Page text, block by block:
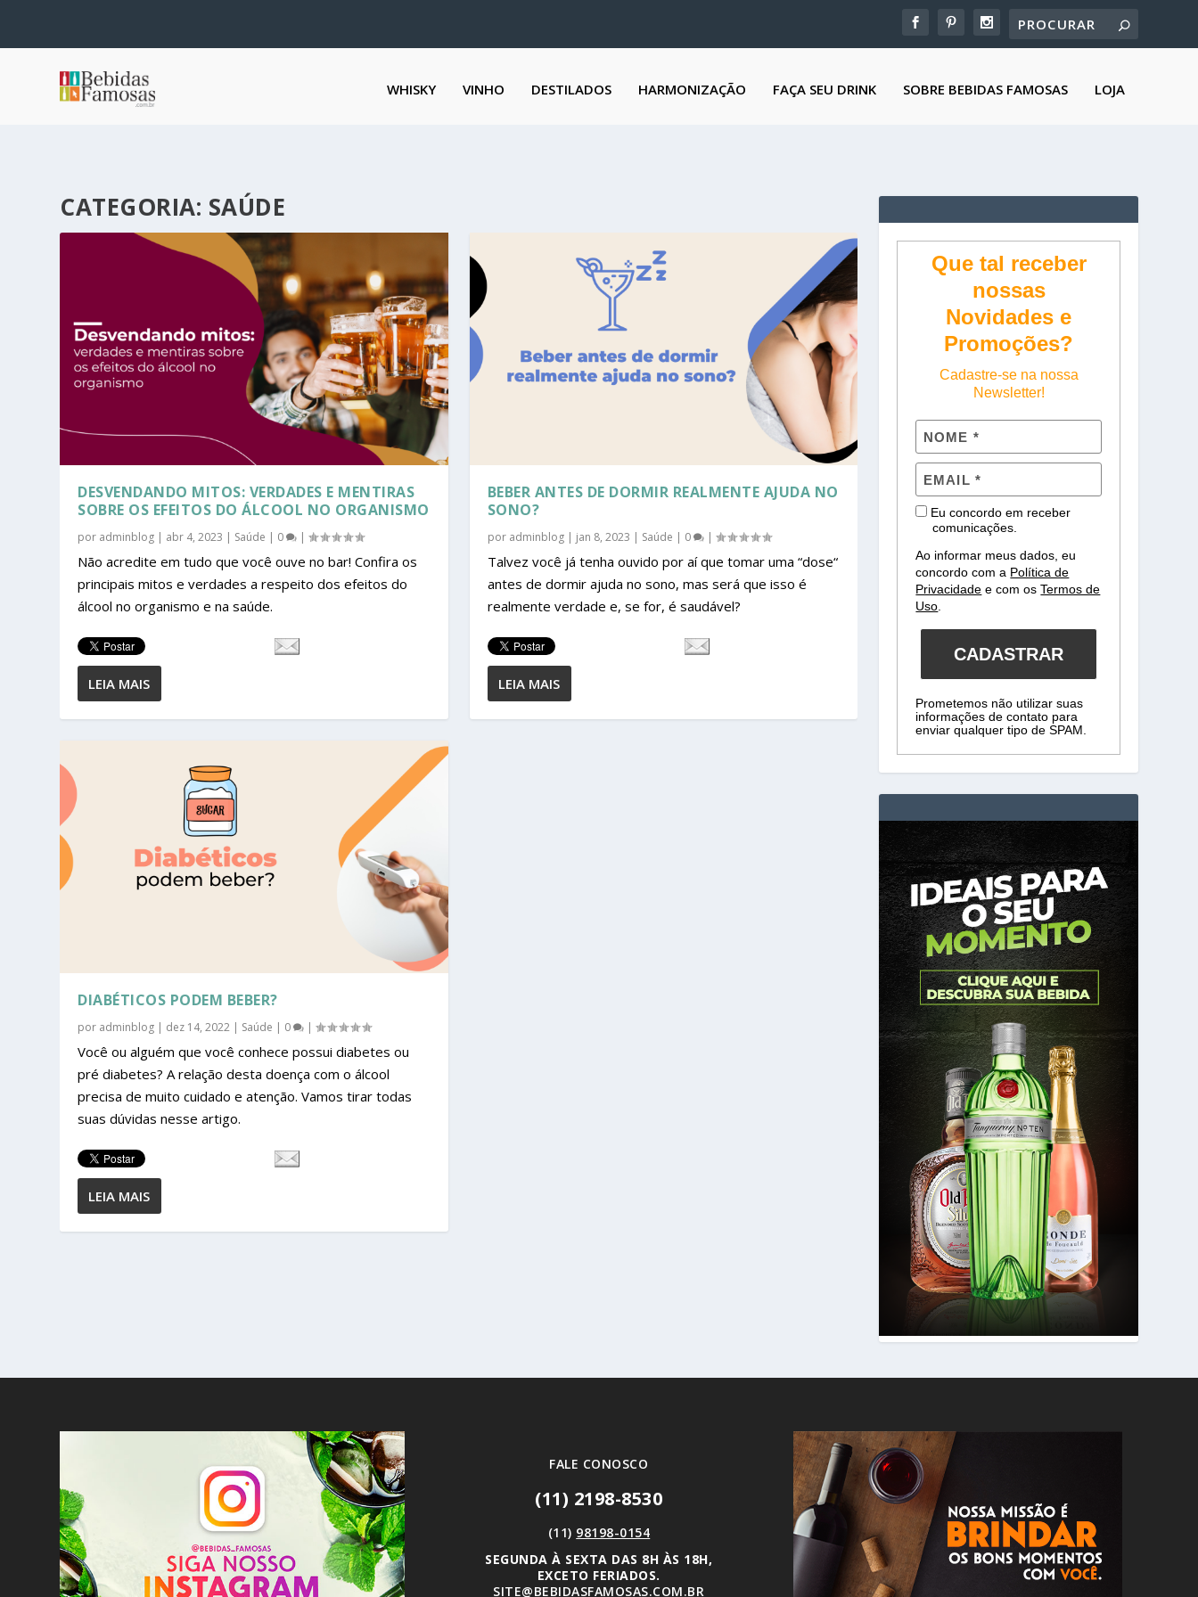
WHISKY VINHO DESTILADOS HARMONIZAÇÃO FAÇA SEU DRINK SOBRE BEBIDAS FAMOSAS LOJA
CATEGORIA: SAÚDE
DESVENDANDO MITOS: VERDADES E MENTIRAS
SOBRE OS EFEITOS DO ÁLCOOL NO ORGANISMO
por adminblog | abr 4, 2023 | Saúde | 0 |
Não acredite em tudo que você ouve no bar! Confira os
principais mitos e verdades a respeito dos efeitos do
álcool no organismo e na saúde.
LEIA MAIS
DIABÉTICOS PODEM BEBER?
por adminblog | dez 14, 2022 | Saúde | 0 |
Você ou alguém que você conhece possui diabetes ou
pré diabetes? A relação desta doença com o álcool
precisa de muito cuidado e atenção. Vamos tirar todas
suas dúvidas nesse artigo.
LEIA MAIS
BEBER ANTES DE DORMIR REALMENTE AJUDA NO
SONO?
por adminblog| jan 8, 2023 | Saúde | 0 |
Talvez você já tenha ouvido por aí que tomar uma “dose“
antes de dormir ajuda no sono, mas será que isso é
realmente verdade e, se for, é saudável?
LEIA MAIS
Que tal receber
nossas
Novidades e
Promoções?
Cadastre-se na nossa
Newsletter!
Eu concordo em receber
comunicações.
Ao informar meus dados, eu
concordo com a Política de
Privacidade e com osTermos de
Uso
CADASTRAR
Prometemos não utilizar suas
informações de contato para
enviar qualquer tipo de SPAM.
FALE CONOSCO
(11) 2198-8530
(11) 98198-0154
SEGUNDA À SEXTA DAS 8H ÀS 18H,
EXCETO FERIADOS.
SITE@BEBIDASFAMOSAS.COM.BR